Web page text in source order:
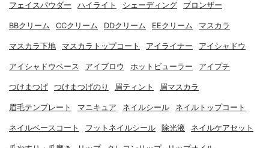
フェイスパウダー ハイライト シェーディング ブロンザー
BBクリーム CCクリーム DDクリーム EEクリーム マスカラ
マスカラ下地 マスカラトップコート アイライナー アイシャドウ
アイシャドウベース アイブロウ ホットビューラー アイプチ
つけまつげ つけまつげのり 眉ティント 眉マスカラ
眉毛テンプレート マニキュア ネイルシール ネイルトップコート
ネイルベースコート フットネイルシール 除光液 ネイルケアセット